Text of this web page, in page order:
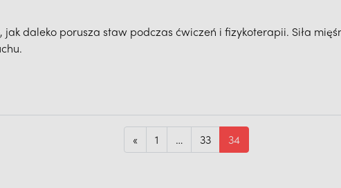
daleko porusza staw podczas ćwiczeń i fizykoterapii. Siła
« 1 … 33 34